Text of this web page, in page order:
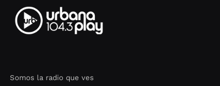
Somos la radio que ves